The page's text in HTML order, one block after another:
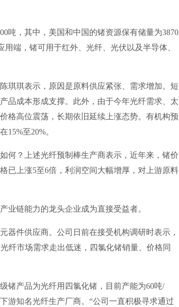
，其中，美国和中国的锗资源保有储量为3870
用端，锗可用于红外、光纤、光伏以及半导体、
琪表示，原因是原料供应紧张、需求增加。短
品成本形成支撑。此外，由于今年光纤需求、太
格高位震荡，长期依旧延续上涨态势。有机构预
15%至20%。
？上述光纤预制棒生产商表示，近年来，锗价
已上涨5至6倍，利润空间大幅增厚，对上游原料
链能力的龙头企业成为直接受益者。
件供应商。公司日前在接受机构调研时表示，
纤市场需求走出低迷，四氯化锗销量、价格同
产品为光纤用四氯化锗，目前产能为60吨/
游知名光纤生产厂商。“公司一直积极寻求通过